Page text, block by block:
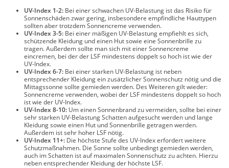
UV-Index 1-2: Bei einer schwachen UV-Belastung ist das Risiko für
Sonnenschäden zwar gering, insbesondere empfindliche Hauttypen
sollten aber trotzdem Sonnencreme verwenden.
UV-Index 3-5: Bei einer mäßigen UV-Belastung empfiehlt es sich,
schützende Kleidung und einen Hut sowie eine Sonnenbrille zu
tragen. Außerdem sollte man sich mit einer Sonnencreme
eincremen, bei der der LSF mindestens doppelt so hoch ist wie der
UV-Index.
UV-Index 6-7: Bei einer starken UV-Belastung ist neben
entsprechender Kleidung ein zusätzlicher Sonnenschutz nötig und die
Mittagssonne sollte gemieden werden. Des Weiteren gilt wieder:
Sonnencreme verwenden, wobei der LSF mindestens doppelt so hoch
ist wie der UV-Index.
UV-Index 8-10: Um einen Sonnenbrand zu vermeiden, sollte bei einer
sehr starken UV-Belastung Schatten aufgesucht werden und lange
Kleidung sowie einen Hut und Sonnenbrille getragen werden.
Außerdem ist sehr hoher LSF nötig.
UV-Index 11+: Die höchste Stufe des UV-Index erfordert weitere
Schutzmaßnahmen. Die Sonne sollte unbedingt gemieden werden,
auch im Schatten ist auf maximalen Sonnenschutz zu achten. Hierzu
neben entsprechender Kleidung der höchste LSF.